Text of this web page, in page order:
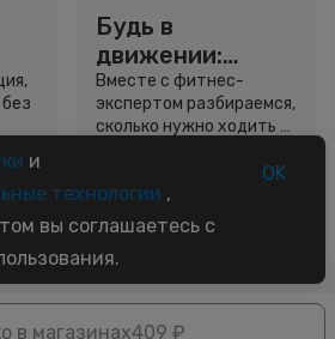
в магазинах409 ₽
Будь в
движении:
сколько нужно
шагов для
красоты и
Вместе с фитнес-
экспертом разбираемся,
сколько нужно ходить и
5 минут
и
технологии ,
вы соглашаетесь с
OK